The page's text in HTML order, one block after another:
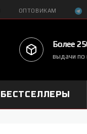
ОПТОВИКАМ
Более
выдачи по
БЕСТСЕЛЛЕРЫ